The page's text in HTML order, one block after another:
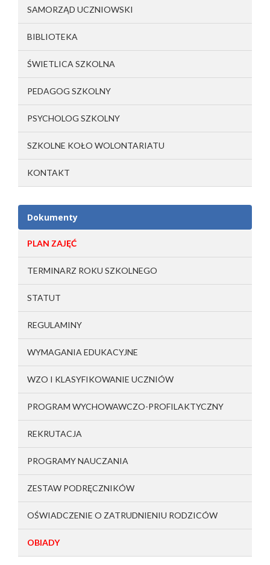
SAMORZĄD UCZNIOWSKI
BIBLIOTEKA
ŚWIETLICA SZKOLNA
PEDAGOG SZKOLNY
PSYCHOLOG SZKOLNY
SZKOLNE KOŁO WOLONTARIATU
KONTAKT
Dokumenty
PLAN ZAJĘĆ
TERMINARZ ROKU SZKOLNEGO
STATUT
REGULAMINY
WYMAGANIA EDUKACYJNE
WZO I KLASYFIKOWANIE UCZNIÓW
PROGRAM WYCHOWAWCZO-PROFILAKTYCZNY
REKRUTACJA
PROGRAMY NAUCZANIA
ZESTAW PODRĘCZNIKÓW
OŚWIADCZENIE O ZATRUDNIENIU RODZICÓW
OBIADY